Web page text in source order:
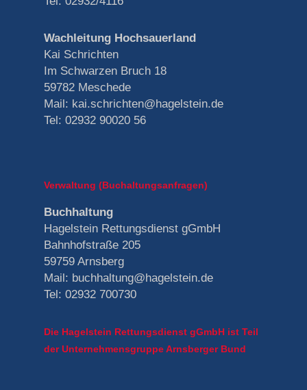
Wachleitung Hochsauerland
Kai Schrichten
Im Schwarzen Bruch 18
59782 Meschede
Mail: kai.schrichten@hagelstein.de
Tel: 02932 90020 56
Verwaltung (Buchaltungsanfragen)
Buchhaltung
Hagelstein Rettungsdienst gGmbH
Bahnhofstraße 205
59759 Arnsberg
Mail: buchhaltung@hagelstein.de
Tel: 02932 700730
Die Hagelstein Rettungsdienst gGmbH ist Teil
der Unternehmensgruppe Arnsberger Bund
Ausstattung
Ansprechpartner
QM-System
Stellenanzeige RettSan
Stellenanazeige
was wir bieten
Krankentransport
NFS-Ausbildung
Ansprechpartner
Wunschmobil Anfrage
Lob&Beschwerde